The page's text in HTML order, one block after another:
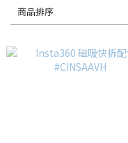
商品排序